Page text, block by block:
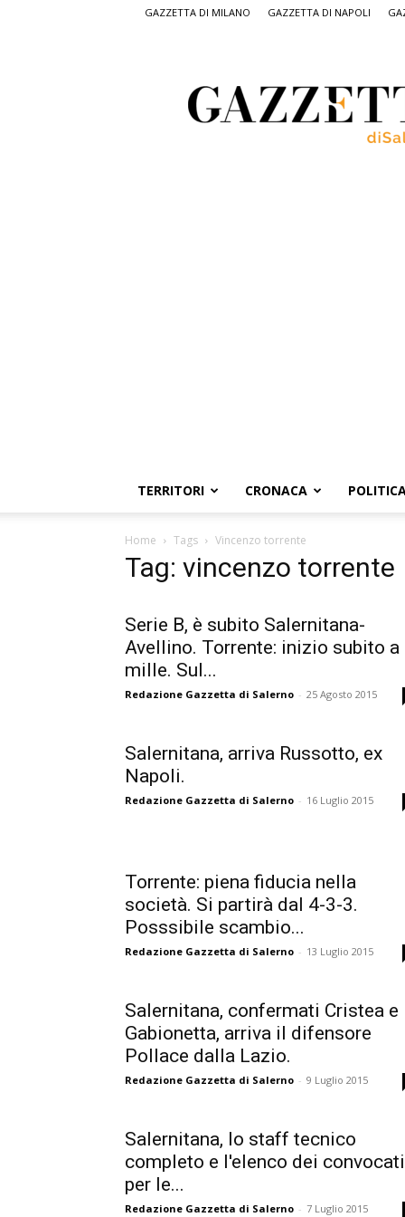
GAZZETTA DI MILANO GAZZETTA DI NAPOLI
Salerno,
il
quotidiano
TERRITORI CRONACA
Home Tags Vincenzo torrente
Tag: vincenzo torrente
Serie B, è subito Salernitana-
Avellino. Torrente: inizio subito a
mille. Sul...
Redazione Gazzetta di Salerno - 25 Agosto 2015
Salernitana, arriva Russotto, ex
Napoli.
Redazione Gazzetta di Salerno - 16 Luglio 2015
Torrente: piena fiducia nella
società. Si partirà dal 4-3-3.
Posssibile scambio...
Redazione Gazzetta di Salerno - 13 Luglio 2015
Salernitana, confermati Cristea e
Gabionetta, arriva il difensore
Pollace dalla Lazio.
Redazione Gazzetta di Salerno - 9 Luglio 2015
Salernitana, lo staff tecnico
completo e l'elenco dei convocati
per le...
Redazione Gazzetta di Salerno - 7 Luglio 2015